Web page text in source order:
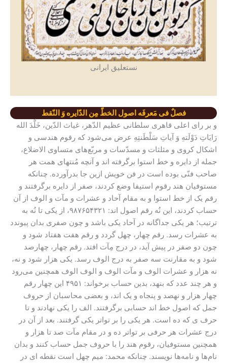
نستعلیق ایرانی
فصلٌ فی مَعرفَه اصول الخطّ مِن الدّایره وَ النّقط
و بر رای اعلی قاهری سلطانی عظیم الدّهر، غیاث الدّین، خَلَّدَ الله
رَایَاتِ دَوْلَتهِ وَ آیاتِ سَلْطَنتِهِ عرض می‌شود که رقوم هندسی و
اشکال کروی و مثلثات و مسدّسات و مربّع‌های متساوی الاضلاع،
جمله از دایره و خط استوا برگرفته اند و آنچه مُنتهای همت هر
صاحب فنّی بوده است در فن خویش ازین جا بدرآورده. چنانکه
مستوفیان هند رقوم استیفا وضع کردند، صفر از دایره برگرفتند و
رقم یک از خط استوا و به مقام آحاد و عشرات و مآت و الوف از آن
حساب کردند، این نُه رقم اصول اند: ۹۸۷۶۵۴۳۲۱، از یکی تا نُه به
ترتیب؛ هر یکی جداگانه در آحاد یکی باشد و چون صفری بدان پیوندد
به عشرات رسد. رقم چهار، چهل گردد و رقم هفت هفتاد شود و
چون دو صفر در پیش آید، در درج مِآت افتد. رقم چهار، چهارصد
شود و به مقارنت سه صفر به درج الوف رسد. یکی هزار شود و نه،
نه هزار و عشرات الوف و مآت الوف و الوف الوف همچنین می‌رود
و هر چند عدد که بنهد، بدین حساب برخواند: ۴۹۵۱ این چهار رقم
چهار هزار و نهصد و پنجاه و یک اند، و بعضی محاسبان از حروف
جمل که اصول خط اند حسابی برگرفتند. الف را یکی نهادند و تا
حرف ی که ده است. هر یکی را بر تواتر یکی گرفتند. بعد از آن در
درج عشرات هر حرفی بر تواتر ده و در مقام مآت صد تا هزار و
همچنین مستوفیان، رقوم هند را با حروف جمل حساب کنند و بدان
نام‌ها و نامه‌ها نویسند. چنانکه محمد: میم چهل است نقطه ای در